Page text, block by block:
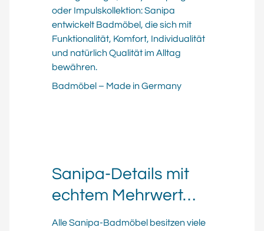
oder Impulskollektion: Sanipa
entwickelt Badmöbel, die sich mit
Funktionalität, Komfort, Individualität
und natürlich Qualität im Alltag
bewähren.
Badmöbel – Made in Germany
Sanipa-Details mit
echtem Mehrwert…
Alle Sanipa-Badmöbel besitzen viele